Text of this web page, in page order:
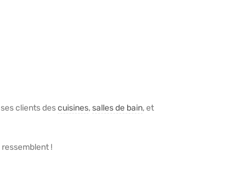
clients descuisines,salles de bain, et
!